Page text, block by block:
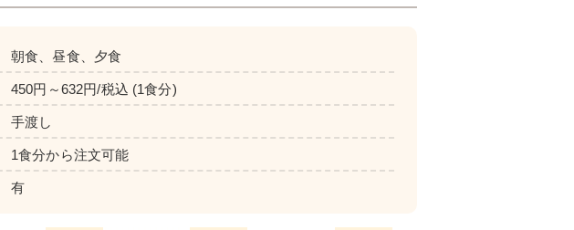
朝食、昼食、夕食
450円～632円/税込 (1食分)
手渡し
1食分から注文可能
有